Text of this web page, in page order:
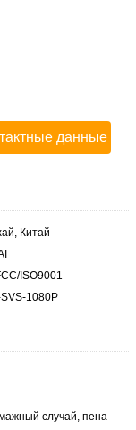
данные
Китай
ISO9001
1080P
случай, пена